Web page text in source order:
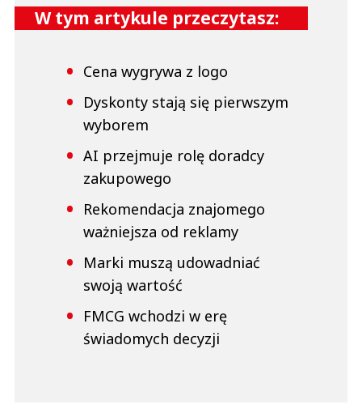
W tym artykule przeczytasz:
Cena wygrywa z logo
Dyskonty stają się pierwszym
wyborem
AI przejmuje rolę doradcy
zakupowego
Rekomendacja znajomego
ważniejsza od reklamy
Marki muszą udowadniać
swoją wartość
FMCG wchodzi w erę
świadomych decyzji